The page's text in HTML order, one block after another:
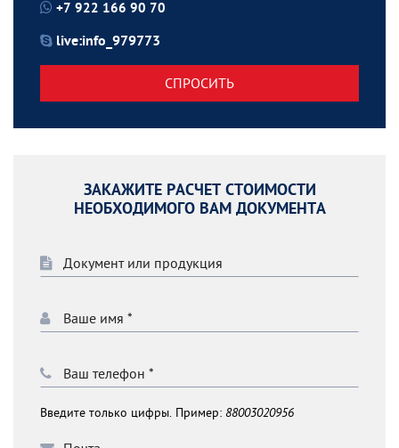
+7 922 166 90 70
live:info_979773
СПРОСИТЬ
ЗАКАЖИТЕ РАСЧЕТ СТОИМОСТИ
НЕОБХОДИМОГО ВАМ ДОКУМЕНТА
Введите только цифры. Пример: 88003020956